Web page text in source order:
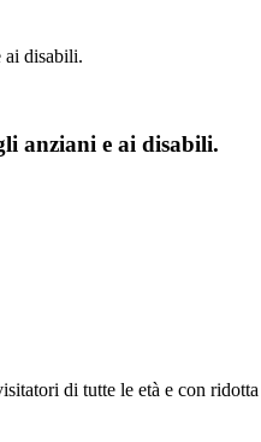
ai disabili.
anziani e ai disabili.
di tutte le età e con